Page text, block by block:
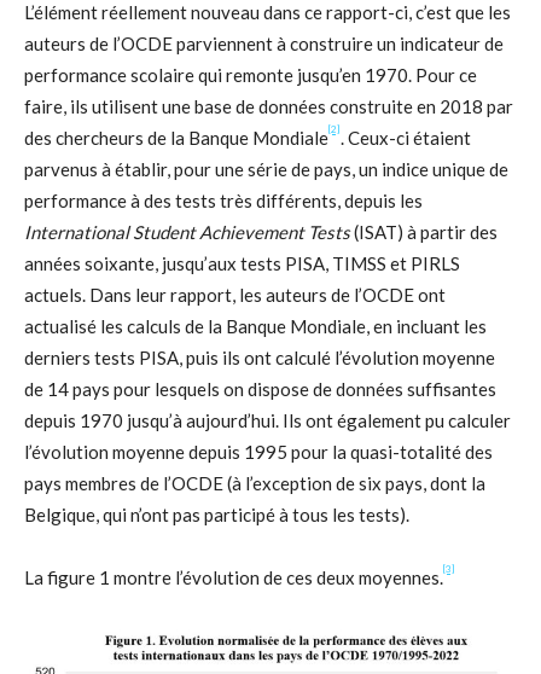
L’élément réellement nouveau dans ce rapport-ci, c’est que les
auteurs de l’OCDE parviennent à construire un indicateur de
performance scolaire qui remonte jusqu’en 1970. Pour ce
faire, ils utilisent une base de données construite en 2018 par
des chercheurs de la Banque Mondiale[2]. Ceux-ci étaient
parvenus à établir, pour une série de pays, un indice unique de
performance à des tests très différents, depuis les
International Student Achievement Tests(ISAT) à partir des
années soixante, jusqu’aux tests PISA, TIMSS et PIRLS
actuels. Dans leur rapport, les auteurs de l’OCDE ont
actualisé les calculs de la Banque Mondiale, en incluant les
derniers tests PISA, puis ils ont calculé l’évolution moyenne
de 14 pays pour lesquels on dispose de données suffisantes
depuis 1970 jusqu’à aujourd’hui. Ils ont également pu calculer
l’évolution moyenne depuis 1995 pour la quasi-totalité des
pays membres de l’OCDE (à l’exception de six pays, dont la
Belgique, qui n’ont pas participé à tous les tests).
La figure 1 montre l’évolution de ces deux moyennes.[3]